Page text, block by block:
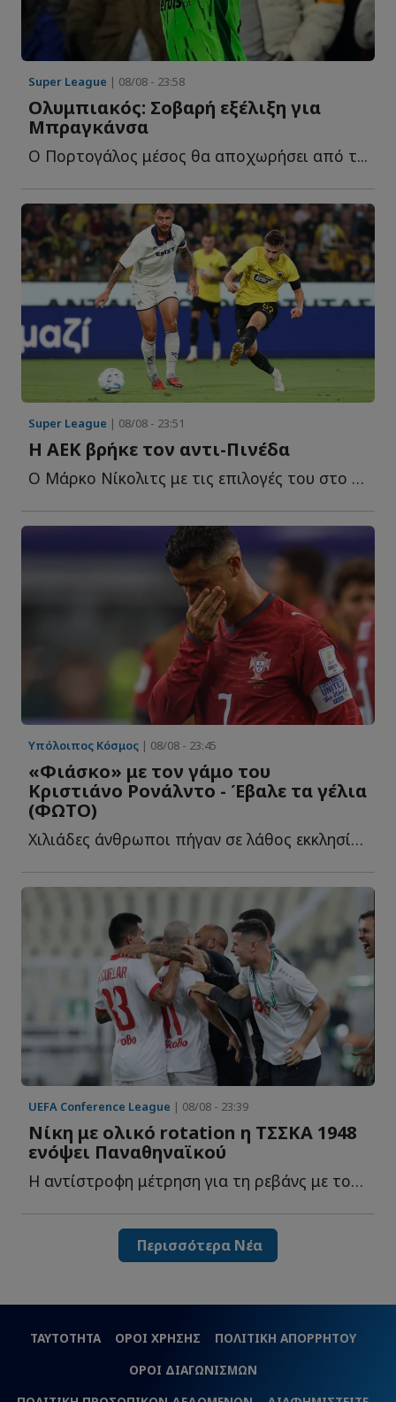
Super League | 08/08 - 23:58
Ολυμπιακός: Σοβαρή εξέλιξη για
Μπραγκάνσα
Ο Πορτογάλος μέσος θα αποχωρήσει από τ...
Super League | 08/08 - 23:51
Η ΑΕΚ βρήκε τον αντι-Πινέδα
Ο Μάρκο Νίκολιτς με τις επιλογές του στο φιλικό της Α...
Υπόλοιπος Κόσμος | 08/08 - 23:45
«Φιάσκο» με τον γάμο του
Κριστιάνο Ρονάλντο - Έβαλε τα γέλια
(ΦΩΤΟ)
Χιλιάδες άνθρωποι πήγαν σε λάθος εκκλησία! Σχολίασε κ...
UEFA Conference League | 08/08 - 23:39
Νίκη με ολικό rotation η ΤΣΣΚΑ 1948
ενόψει Παναθηναϊκού
Η αντίστροφη μέτρηση για τη ρεβάνς με τον Παναθηναϊκό έ...
Περισσότερα Νέα
ΤΑΥΤΟΤΗΤΑ ΟΡΟΙ ΧΡΗΣΗΣ
ΠΟΛΙΤΙΚΗ ΑΠΟΡΡΗΤΟΥ
ΟΡΟΙ ΔΙΑΓΩΝΙΣΜΩΝ